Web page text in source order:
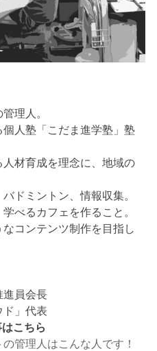
理人。
人塾「こだま進学塾」塾
材育成を理念に、地域の
ドミントン、情報収集。
べるカフェを作ること。
コンテンツ制作を目指し
進員会長
ド」代表
こちら
管理人はこんな人です！